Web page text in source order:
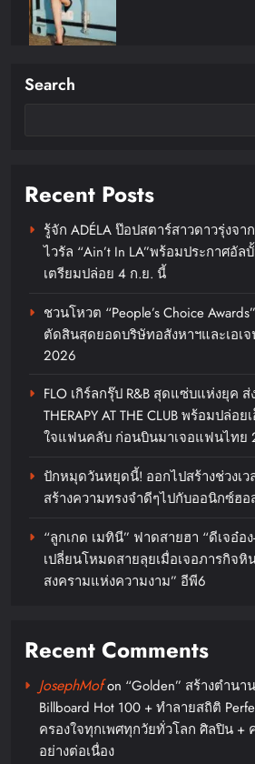
FLO เกิร์ลกรุ๊ป
โดนใจแฟนคลับ ก่
ไทย 29 สิงหาคม
chillandfin 2
Search
Recent Posts
รู้จัก ADÉLA ป๊อปสตาร์สาวดาวรุ่งจา
ไวรัล “Ain’t In LA”พร้อมประกาศอัล
เตรียมปล่อย 4 ก.ย. นี้
ชวนโหวต “People’s Choice
ตัดสินสุดยอดบริษัทอสังหาฯและเอเ
2026
FLO เกิร์ลกรุ๊ป R&B สุดแซ่บแห่งยุค
THERAPY AT THE CLUB พร้อมปล่อ
ใจแฟนคลับ ก่อนบินมาเจอแฟนไทย
ปักหมุดวันหยุดนี้! ออกไปสร้างช่วงเ
สร้างความทรงจำดีๆไปกับออนิกซ์ฮ
“ลูกเกด เมทินี” ฟาดสายฮา “ดีเจอ๋อ
เปลี่ยนโหมดสายลุยเมื่อเจอภารกิจหิ
สงครามแห่งความงาม” อีพี6
Recent Comments
JosephMofon “Golden” สร้างตำน
Billboard Hot 100 + ทำลายสถิติ
ครองใจทุกเพศทุกวัยทั่วโลก ศิลปิน +
อย่างต่อเนื่อง